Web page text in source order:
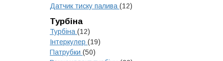
Датчик тиску палива (12)
Турбіна
Турбіна (12)
Інтеркулер (19)
Патрубки (50)